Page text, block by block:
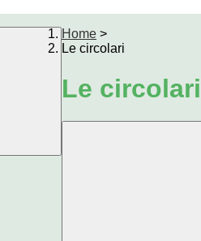
Home >
Le circolari
Le circolari